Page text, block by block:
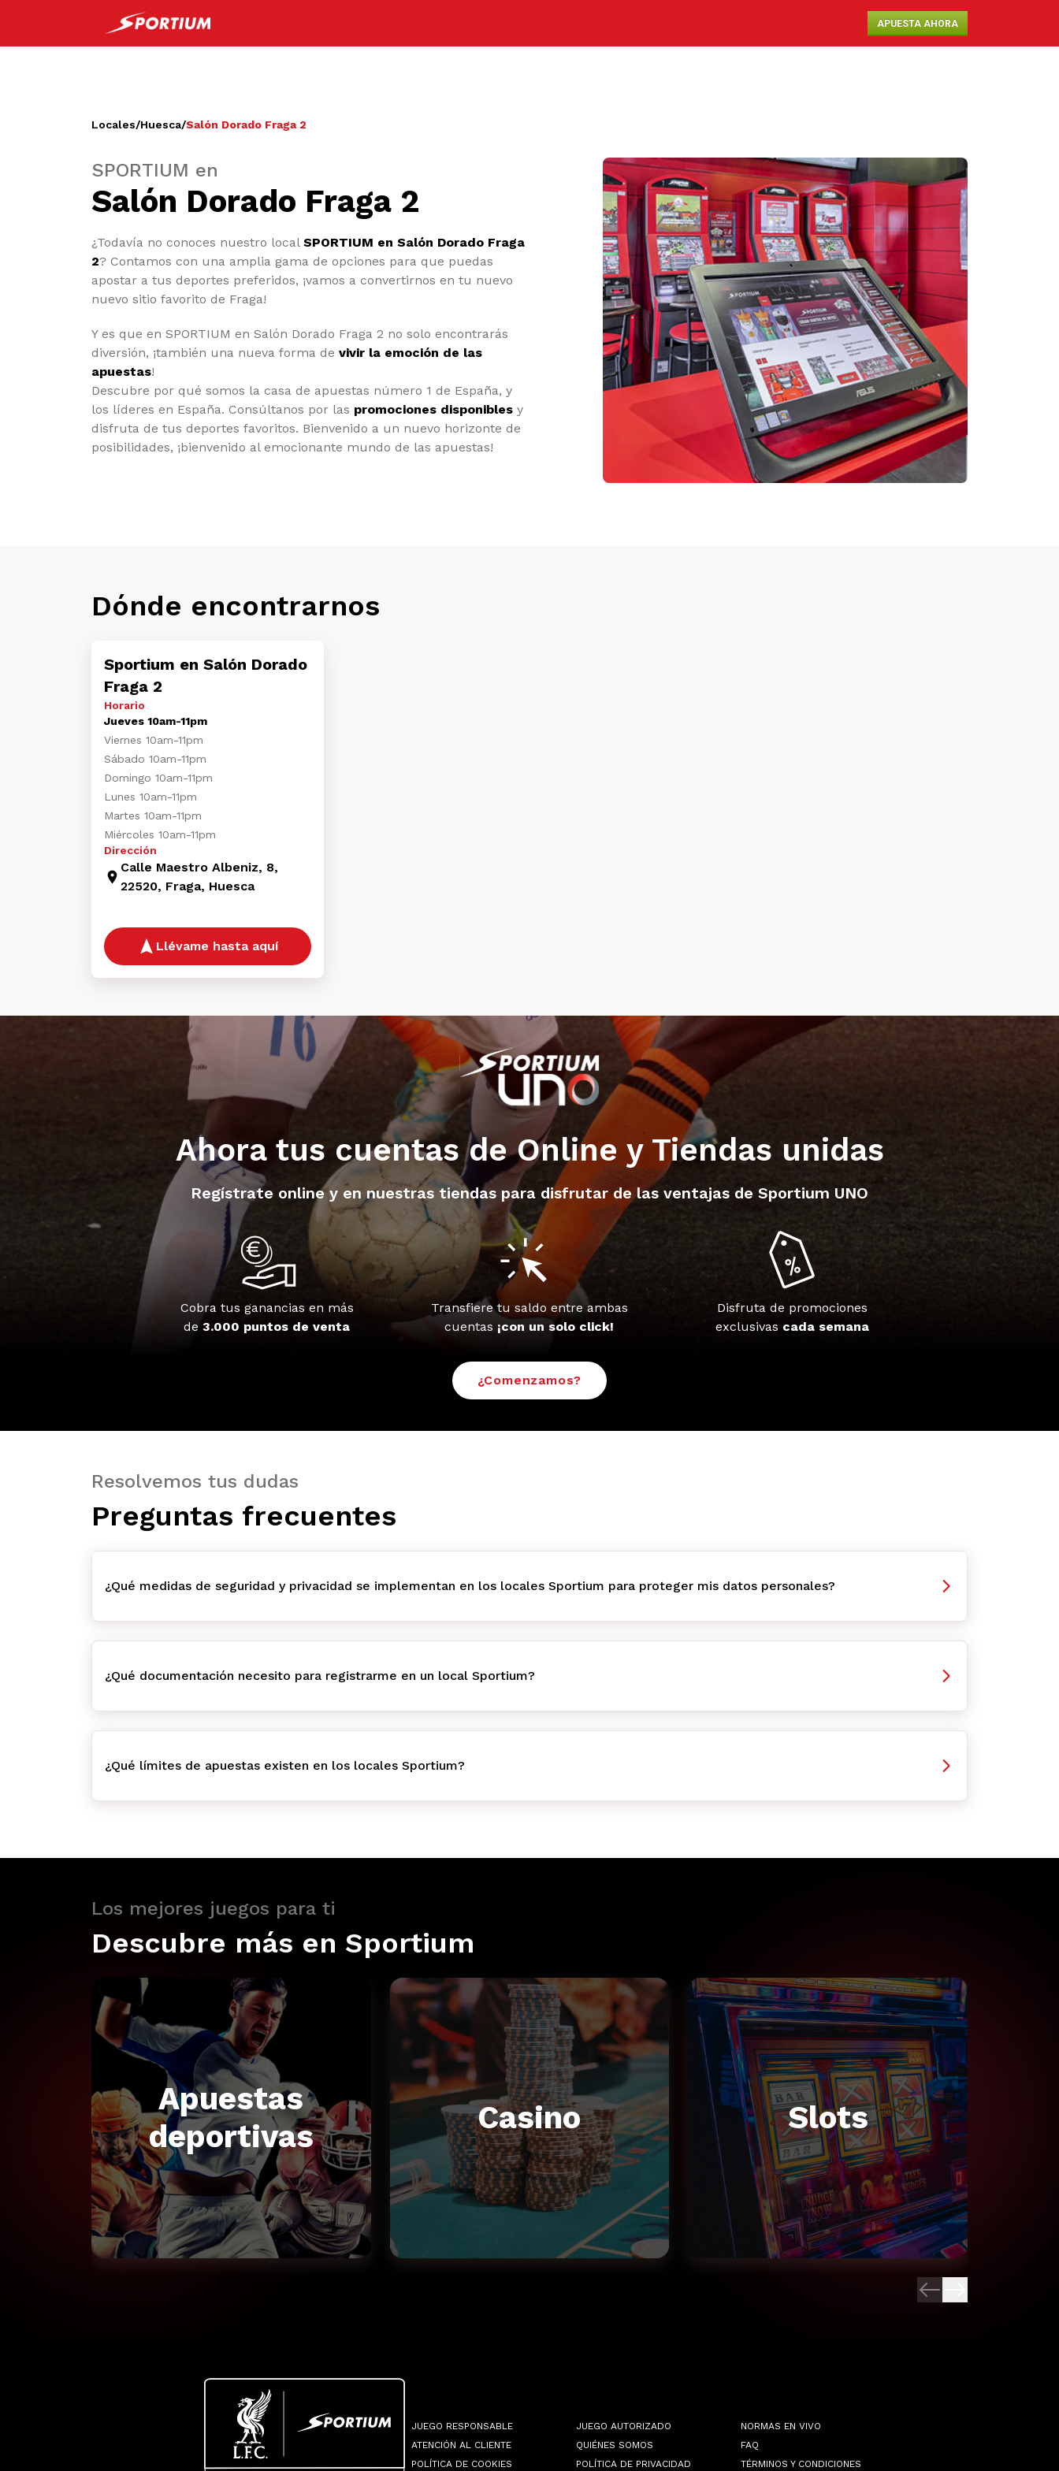
APUESTA AHORA
Locales/Huesca/Salón Dorado Fraga 2
SPORTIUM en
Salón Dorado Fraga 2
¿Todavía no conoces nuestro local SPORTIUM en Salón Dorado Fraga
2? Contamos con una amplia gama de opciones para que puedas
apostar a tus deportes preferidos, ¡vamos a convertirnos en tu nuevo
nuevo sitio favorito de Fraga!
Y es que en SPORTIUM en Salón Dorado Fraga 2 no solo encontrarás
diversión, ¡también una nueva forma de vivir la emoción de las
apuestas!
Descubre por qué somos la casa de apuestas número 1 de España, y
los líderes en España. Consúltanos por las promociones disponibles y
disfruta de tus deportes favoritos. Bienvenido a un nuevo horizonte de
posibilidades, ¡bienvenido al emocionante mundo de las apuestas!
Dónde encontrarnos
Sportium en Salón Dorado
Fraga 2
Horario
Jueves 10am-11pm
Viernes 10am-11pm
Sábado 10am-11pm
Domingo 10am-11pm
Lunes 10am-11pm
Martes 10am-11pm
Miércoles 10am-11pm
Dirección
Calle Maestro Albeniz, 8,
22520, Fraga, Huesca
Llévame hasta aquí
Ahora tus cuentas de Online y Tiendas unidas
Regístrate online y en nuestras tiendas para disfrutar de las ventajas de Sportium UNO
Cobra tus ganancias en más
de3.000 puntos de venta
Transfiere tu saldo entre ambas
cuentas ¡con un solo click!
Disfruta de promociones
exclusivas cada semana
¿Comenzamos?
Resolvemos tus dudas
Preguntas frecuentes
¿Qué medidas de seguridad y privacidad se implementan en los locales Sportium para proteger mis datos personales?
¿Qué documentación necesito para registrarme en un local Sportium?
¿Qué límites de apuestas existen en los locales Sportium?
Los mejores juegos para ti
Descubre más en Sportium
Apuestas
deportivas
Casino Slots
JUEGO RESPONSABLE JUEGO AUTORIZADO
NORMAS EN VIVO
ATENCIÓN AL CLIENTE
QUIÉNES SOMOS
FAQ
POLÍTICA DE COOKIES
POLÍTICA DE PRIVACIDAD TÉRMINOS Y CONDICIONES